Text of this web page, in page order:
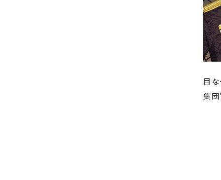
目
集